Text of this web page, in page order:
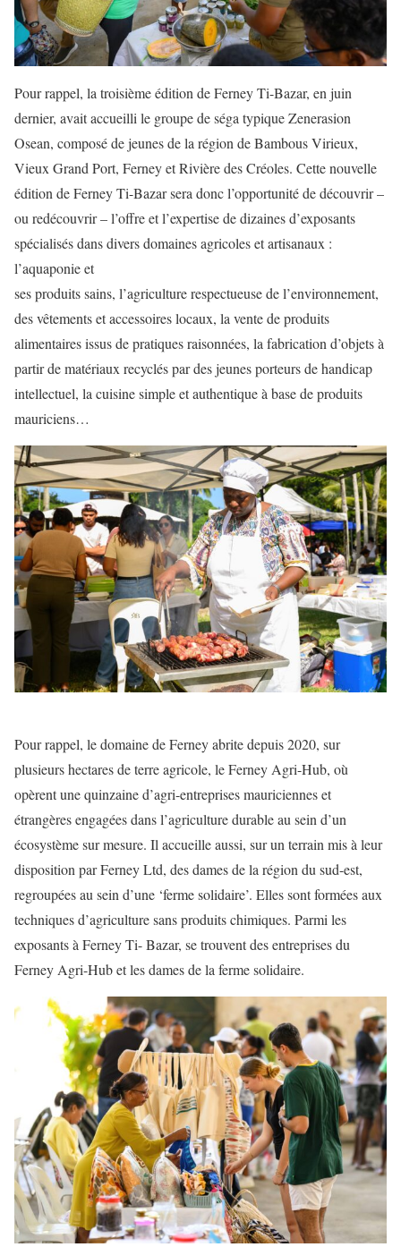
Pour rappel, la troisième édition de Ferney Ti-Bazar, en juin
dernier, avait accueilli le groupe de séga typique Zenerasion
Osean, composé de jeunes de la région de Bambous Virieux,
Vieux Grand Port, Ferney et Rivière des Créoles. Cette nouvelle
édition de Ferney Ti-Bazar sera donc l’opportunité de découvrir –
ou redécouvrir – l’offre et l’expertise de dizaines d’exposants
spécialisés dans divers domaines agricoles et artisanaux :
l’aquaponie et
ses produits sains, l’agriculture respectueuse de l’environnement,
des vêtements et accessoires locaux, la vente de produits
alimentaires issus de pratiques raisonnées, la fabrication d’objets à
partir de matériaux recyclés par des jeunes porteurs de handicap
intellectuel, la cuisine simple et authentique à base de produits
mauriciens…
Pour rappel, le domaine de Ferney abrite depuis 2020, sur
plusieurs hectares de terre agricole, le Ferney Agri-Hub, où
opèrent une quinzaine d’agri-entreprises mauriciennes et
étrangères engagées dans l’agriculture durable au sein d’un
écosystème sur mesure. Il accueille aussi, sur un terrain mis à leur
disposition par Ferney Ltd, des dames de la région du sud-est,
regroupées au sein d’une ‘ferme solidaire’. Elles sont formées aux
techniques d’agriculture sans produits chimiques. Parmi les
exposants à Ferney Ti- Bazar, se trouvent des entreprises du
Ferney Agri-Hub et les dames de la ferme solidaire.